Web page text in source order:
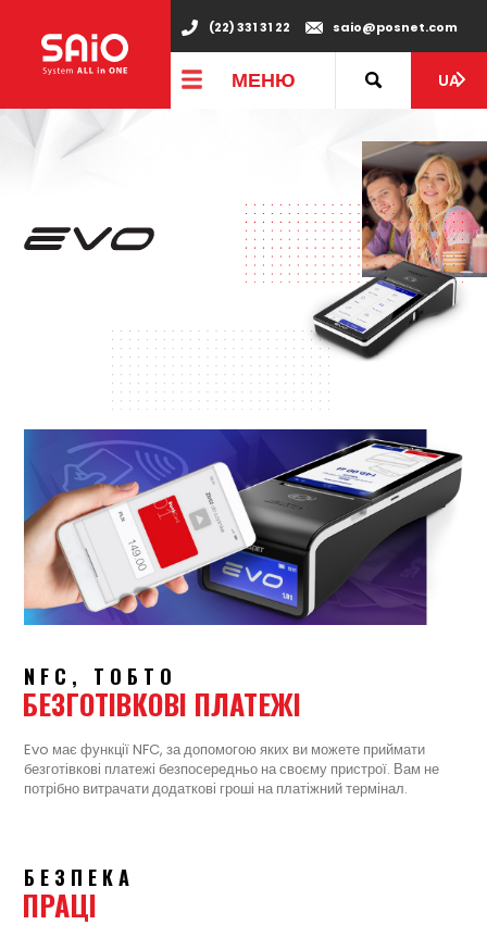
(22) 331 31 22 saio@posnet.com
МЕНЮ UA
NFC, ТОБТО
БЕЗГОТІВКОВІ ПЛАТЕЖІ
Evo має функції NFC, за допомогою яких ви можете приймати
безготівкові платежі безпосередньо на своєму пристрої. Вам не
потрібно витрачати додаткові гроші на платіжний термінал.
БЕЗПЕКА
ПРАЦІ